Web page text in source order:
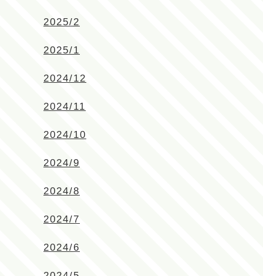
2025/2
2025/1
2024/12
2024/11
2024/10
2024/9
2024/8
2024/7
2024/6